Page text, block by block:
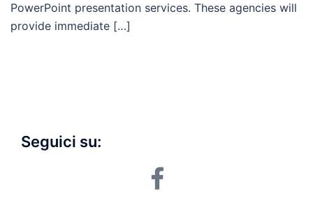
PowerPoint presentation services. These agencies will
provide immediate […]
Seguici su:
facebook